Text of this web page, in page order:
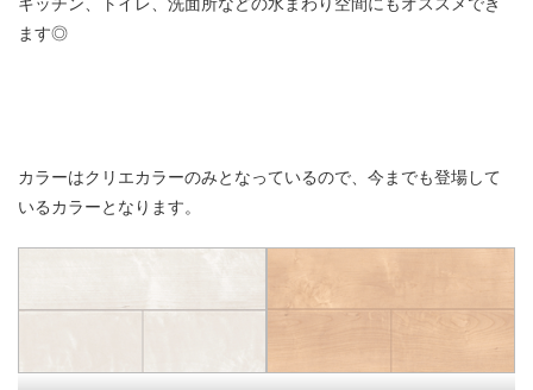
ます◎
カラーはクリエカラーのみとなっているので、今までも登場して
いるカラーとなります。